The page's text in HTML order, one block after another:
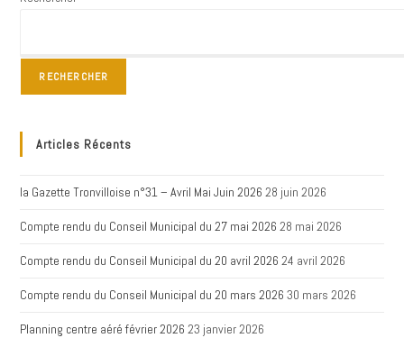
RECHERCHER
Articles Récents
la Gazette Tronvilloise n°31 – Avril Mai Juin 2026 28 juin 2026
Compte rendu du Conseil Municipal du 27 mai 2026 28 mai 2026
Compte rendu du Conseil Municipal du 20 avril 2026 24 avril 2026
Compte rendu du Conseil Municipal du 20 mars 2026 30 mars 2026
Planning centre aéré février 2026 23 janvier 2026